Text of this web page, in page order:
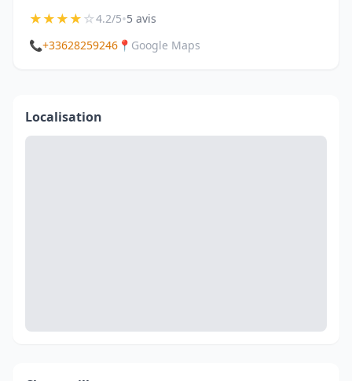
★★★★☆4.2/5•5 avis
📞+33628259246 📍 Google Maps
Localisation